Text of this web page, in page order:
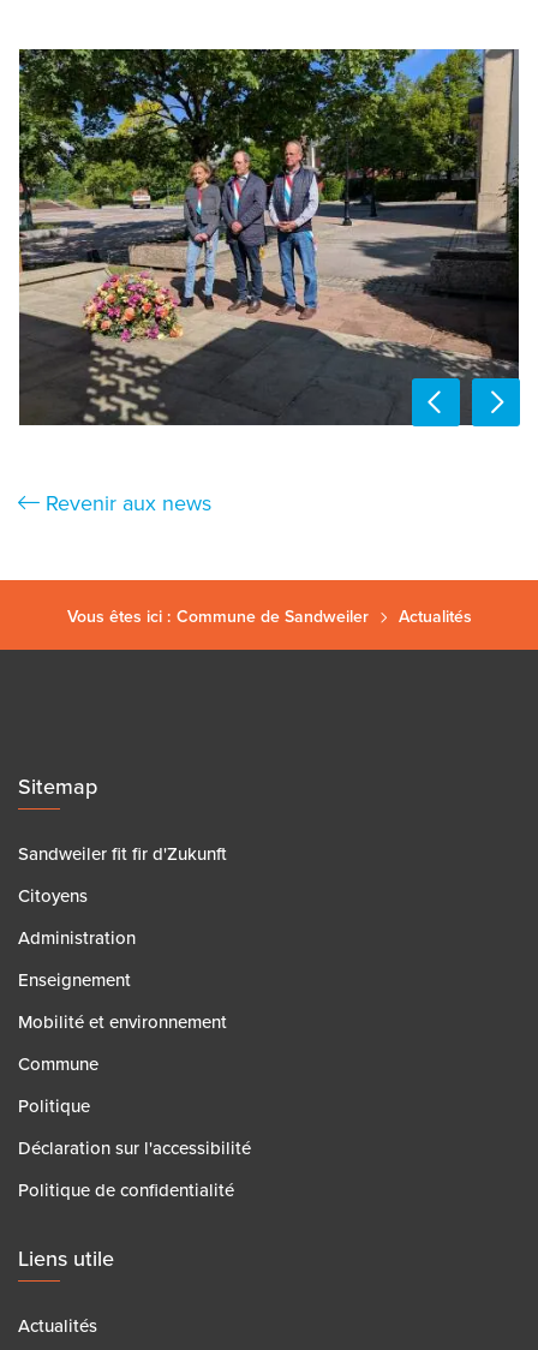
Revenir aux news
Vous êtes ici : Commune de Sandweiler Actualités
Sitemap
Sandweiler fit fir d'Zukunft
Citoyens
Administration
Enseignement
Mobilité et environnement
Commune
Politique
Déclaration sur l'accessibilité
Politique de confidentialité
Liens utile
Actualités